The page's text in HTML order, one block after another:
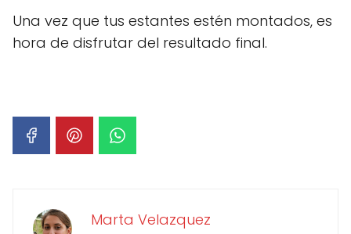
Una vez que tus estantes estén montados, es
hora de disfrutar del resultado final.
Marta Velazquez